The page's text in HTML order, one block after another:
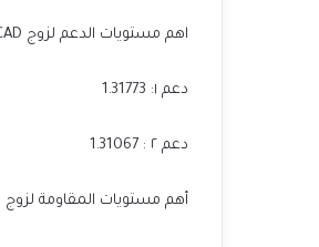
اهم مستويات الدعم لزوج USDCAD خلال هذا اليوم :
دعم ١: 1.31773
دعم ٢ : 1.31067
أهم مستويات المقاومة لزوج USDCAD خلال هذا اليوم :